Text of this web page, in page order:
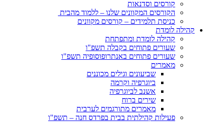
קורסים וסדנאות
הקורסים המקוונים שלנו – ללמוד מהבית
כניסת תלמידים – קורסים מקוונים
קהילה לומדת
קהילה לומדת ומתפתחת
שעורים פתוחים בקבלה תשפ"ו
שעורים פתוחים באנתרופוסופיה תשפ"ו
מאמרים
שביעונים וגילים מכוננים
ביוגרפיה וקרמה
אשנב לביוגרפיה
שירים ברוח
מאמרים מתורגמים לערבית
פעילות קהילתית בבית בפרדס חנה – תשפ"ו